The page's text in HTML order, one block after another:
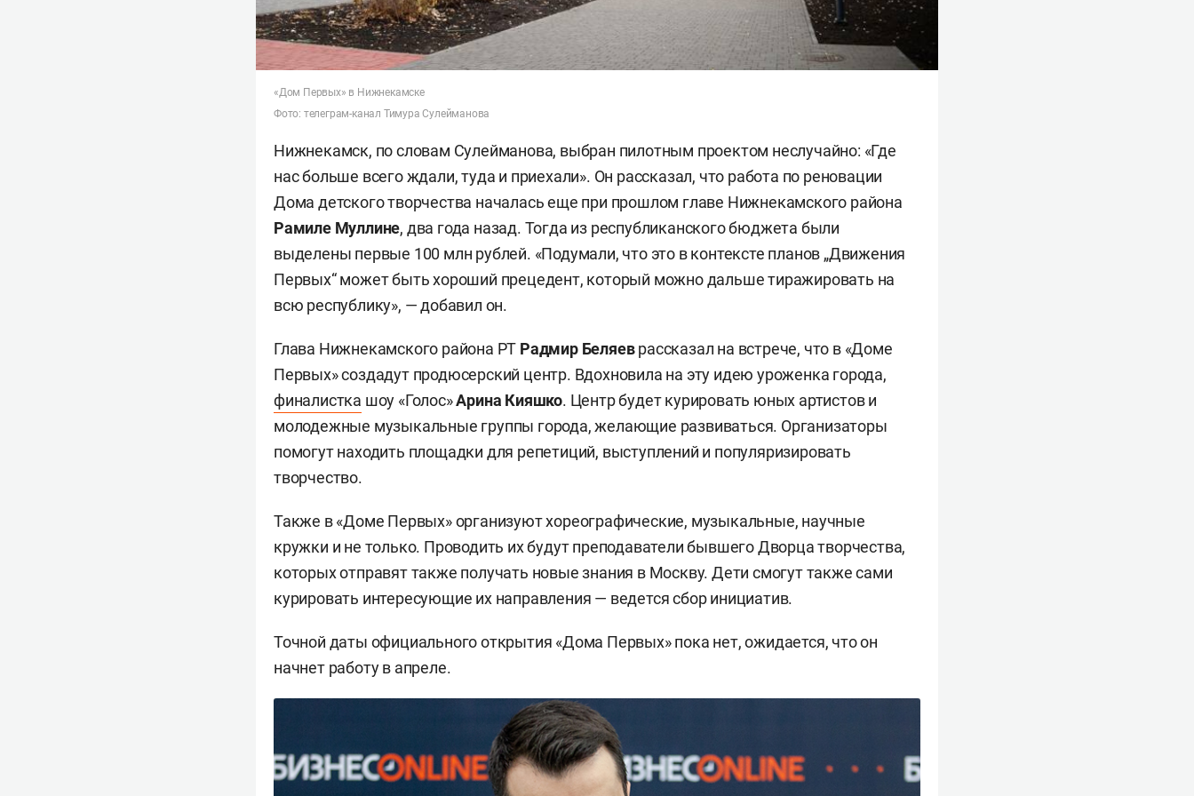
«Дом Первых» в Нижнекамске
Фото: телеграм-канал Тимура Сулейманова
Нижнекамск, по словам Сулейманова, выбран пилотным проектом неслучайно: «Где
нас больше всего ждали, туда и приехали». Он рассказал, что работа по реновации
Дома детского творчества началась еще при прошлом главе Нижнекамского района
Рамиле Муллине, два года назад. Тогда из республиканского бюджета были
выделены первые 100 млн рублей. «Подумали, что это в контексте планов „Движения
Первых“ может быть хороший прецедент, который можно дальше тиражировать на
всю республику», — добавил он.
Глава Нижнекамского района РТ Радмир Беляеврассказал на встрече, что в «Доме
Первых» создадут продюсерский центр. Вдохновила на эту идею уроженка города,
финалистка шоу «Голос»Арина Кияшко. Центр будет курировать юных артистов и
молодежные музыкальные группы города, желающие развиваться. Организаторы
помогут находить площадки для репетиций, выступлений и популяризировать
творчество.
Также в «Доме Первых» организуют хореографические, музыкальные, научные
кружки и не только. Проводить их будут преподаватели бывшего Дворца творчества,
которых отправят также получать новые знания в Москву. Дети смогут также сами
курировать интересующие их направления — ведется сбор инициатив.
Точной даты официального открытия «Дома Первых» пока нет, ожидается, что он
начнет работу в апреле.